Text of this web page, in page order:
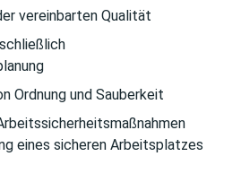
vereinbarten Qualität
Ordnung und Sauberkeit
eines sicheren Arbeitsplatzes